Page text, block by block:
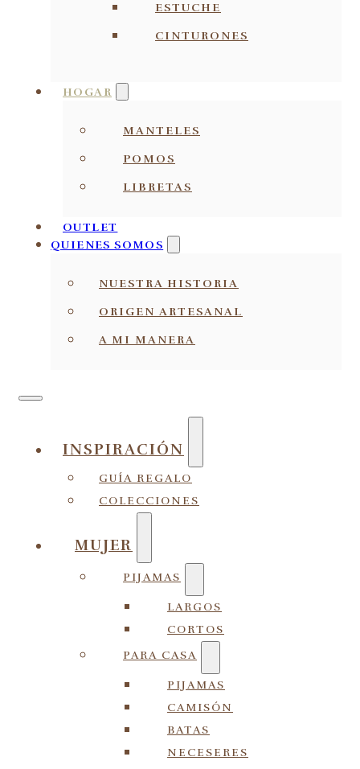
ESTUCHE
CINTURONES
HOGAR
MANTELES
POMOS
LIBRETAS
OUTLET
QUIENES SOMOS
NUESTRA HISTORIA
ORIGEN ARTESANAL
A MI MANERA
INSPIRACIÓN
GUÍA REGALO
COLECCIONES
MUJER
PIJAMAS
LARGOS
CORTOS
PARA CASA
PIJAMAS
CAMISÓN
BATAS
NECESERES